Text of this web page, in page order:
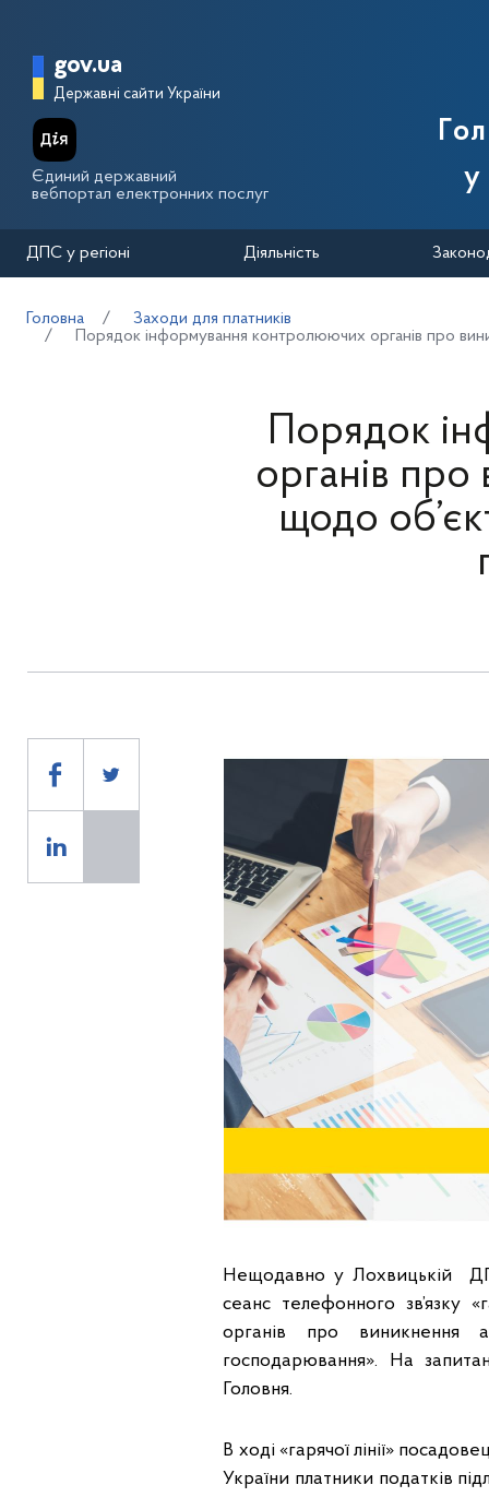
Головна сторінка Державної
gov.ua
Державні сайти України
Єдиний державний
вебпортал електронних послуг
у
ДПС у регіоні Діяльність
Головна
Заходи для платників
Порядок інформування контролюючих органів про
Порядок
органів
щодо
Нещодавно у Лохвицькій
сеанс телефонного зв’язку
органів про виникнення
господарювання». На
Головня.
В ході «гарячої лінії»
України платники податків